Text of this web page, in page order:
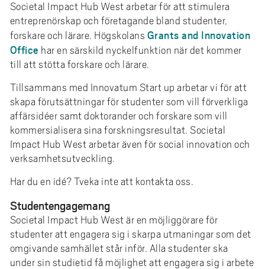
Societal Impact Hub West arbetar för att stimulera
entreprenörskap och företagande bland studenter,
forskare och lärare. Högskolans Grants and Innovation
Office har en särskild nyckelfunktion när det kommer
till att stötta forskare och lärare.
Tillsammans med Innovatum Start up arbetar vi för att
skapa förutsättningar för studenter som vill förverkliga
affärsidéer samt doktorander och forskare som vill
kommersialisera sina forskningsresultat. Societal
Impact Hub West arbetar även för social innovation och
verksamhetsutveckling.
Har du en idé? Tveka inte att kontakta oss.
Studentengagemang
Societal Impact Hub West är en möjliggörare för
studenter att engagera sig i skarpa utmaningar som det
omgivande samhället står inför. Alla studenter ska
under sin studietid få möjlighet att engagera sig i arbete